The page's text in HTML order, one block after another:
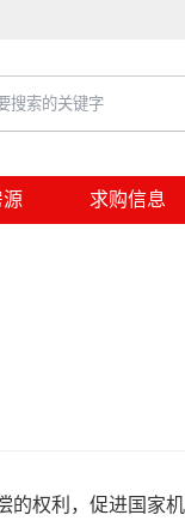
求购信息
权利，促进国家机